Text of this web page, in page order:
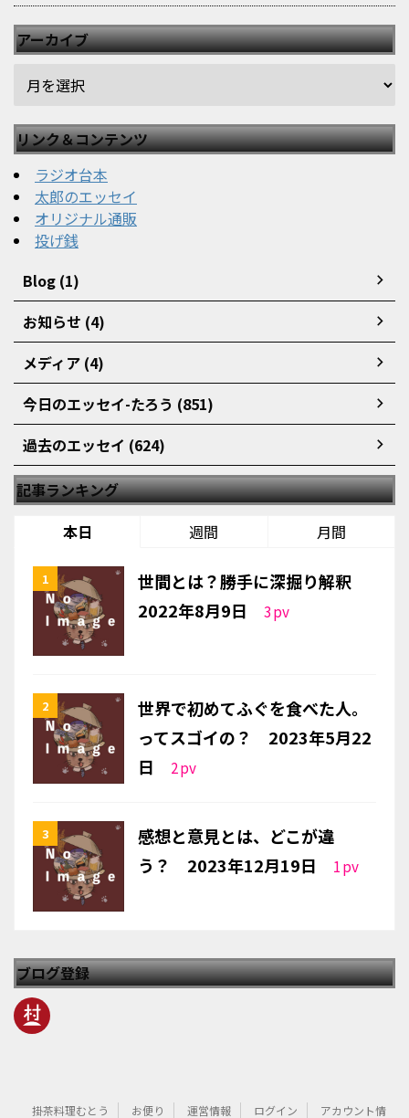
アーカイブ
リンク＆コンテンツ
ラジオ台本
太郎のエッセイ
オリジナル通販
投げ銭
Blog (1)
お知らせ (4)
メディア (4)
今日のエッセイ-たろう (851)
過去のエッセイ (624)
記事ランキング
本日
週間 月間
世間とは？勝手に深掘り解釈
2022年8月9日
3pv
世界で初めてふぐを食べた人。
ってスゴイの？ 2023年5月22
日
2pv
感想と意見とは、どこが違
う？ 2023年12月19日
1pv
ブログ登録
掛茶料理むとう お便り 運営情報 ログイン アカウント情